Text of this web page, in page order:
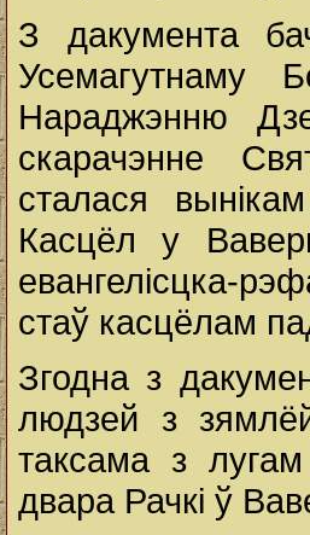
З дакумента
Усемагутнаму
Нараджэнню
скарачэнне
сталася
Касцёл у
евангелісцка-
стаў касцёлам
Згодна з
людзей з
таксама з
двара Рачкі ў